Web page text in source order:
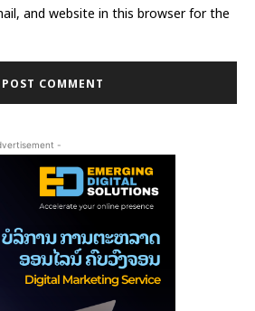
and website in this browser for the
-